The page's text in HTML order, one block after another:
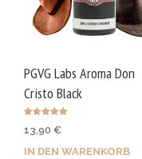
PGVG Labs Aroma Don
Cristo Black
5.00
13,90 €
IN DEN WARENKORB